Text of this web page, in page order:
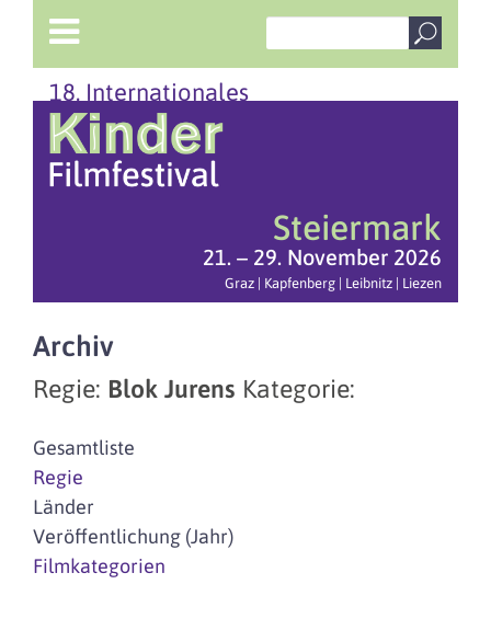
18. Internationales
Steiermark
21. – 29. November 2026
Graz | Kapfenberg | Leibnitz | Liezen
Archiv
Regie: Blok Jurens Kategorie:
Gesamtliste
Regie
Länder
Veröffentlichung (Jahr)
Filmkategorien